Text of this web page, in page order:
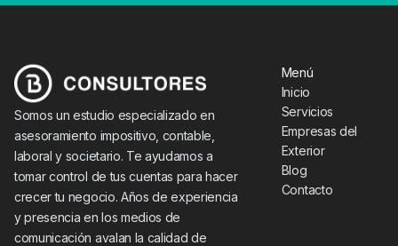
Somos un estudio especializado en
asesoramiento impositivo, contable,
laboral y societario. Te ayudamos a
tomar control de tus cuentas para hacer
crecer tu negocio. Años de experiencia
y presencia en los medios de
comunicación avalan la calidad de
Menú
Inicio
Servicios
Empresas del
Exterior
Blog
Contacto